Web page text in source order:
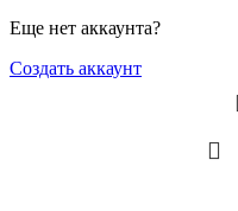
Еще нет аккаунта?
Создать аккаунт